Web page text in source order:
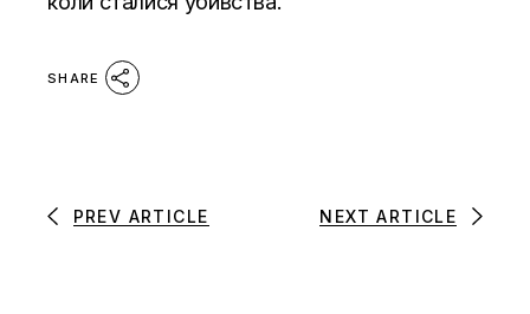
SHARE
PREV ARTICLE NEXT ARTICLE